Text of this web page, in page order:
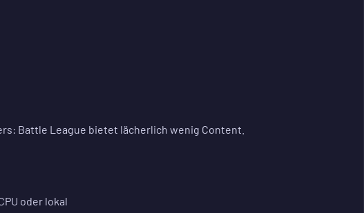
Battle League bietet lächerlich wenig Content.
oder lokal